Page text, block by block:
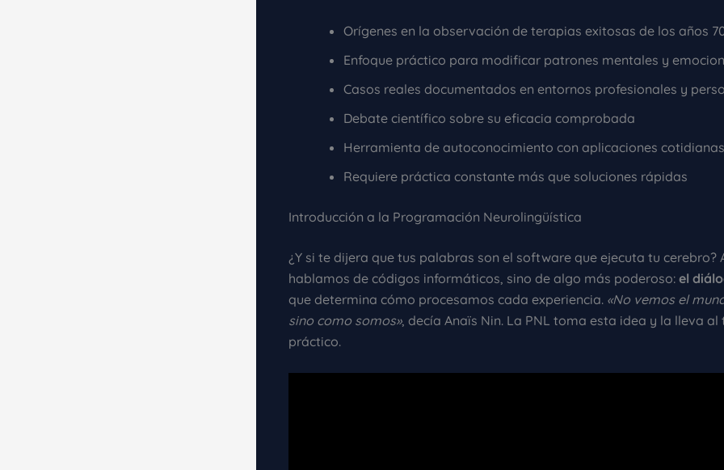
Orígenes en la observación de terapias exitosas de los años
Enfoque práctico para modificar patrones mentales y
Casos reales documentados en entornos profesionales y
Debate científico sobre su eficacia comprobada
Herramienta de autoconocimiento con aplicaciones cotidianas
Requiere práctica constante más que soluciones rápidas
Introducción a la Programación Neurolingüística
¿Y si te dijera que tus palabras son el software que ejecuta tu cerebro?
hablamos de códigos informáticos, sino de algo más poderoso: el
que determina cómo procesamos cada experiencia. «No vemos el
sino como somos», decía Anaïs Nin. La PNL toma esta idea y la lleva al
práctico.